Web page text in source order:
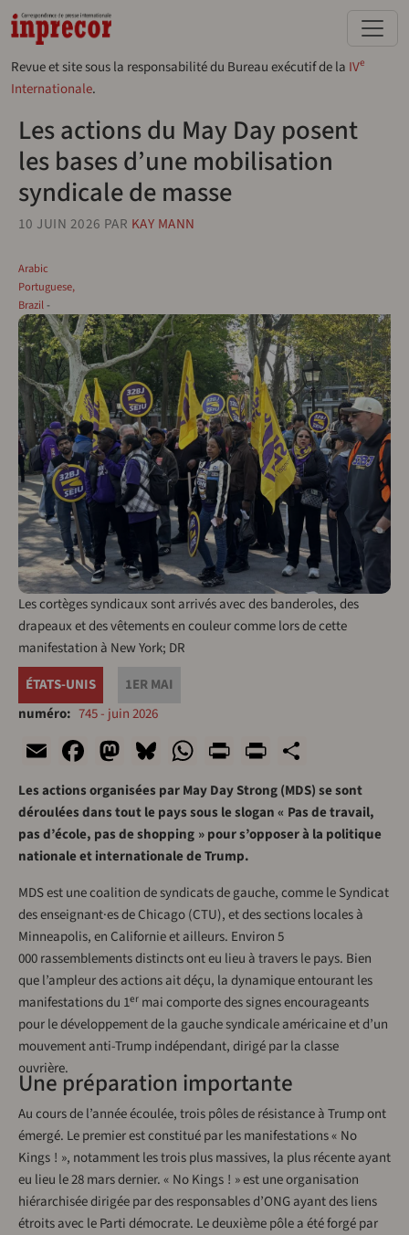
Aller au contenu principal
Revue et site sous la responsabilité du Bureau exécutif de la IVe
Internationale.
Les actions du May Day posent
les bases d’une mobilisation
syndicale de masse
10 JUIN 2026 PAR KAY MANN
Arabic
Portuguese,
Brazil
Les cortèges syndicaux sont arrivés avec des banderoles, des
drapeaux et des vêtements en couleur comme lors de cette
manifestation à New York; DR
ÉTATS-UNIS
1ER MAI
numéro
745 - juin 2026
EmailFacebook
Mastodon
Bluesky
WhatsApp
Print
Les actions organisées par May Day Strong (MDS) se sont
déroulées dans tout le pays sous le slogan « Pas de travail,
pas d’école, pas de shopping » pour s’opposer à la politique
nationale et internationale de Trump.
MDS est une coalition de syndicats de gauche, comme le Syndicat
des enseignant·es de Chicago (CTU), et des sections locales à
Minneapolis, en Californie et ailleurs. Environ 5
000 rassemblements distincts ont eu lieu à travers le pays. Bien
que l’ampleur des actions ait déçu, la dynamique entourant les
manifestations du 1er mai comporte des signes encourageants
pour le développement de la gauche syndicale américaine et d’un
mouvement anti-Trump indépendant, dirigé par la classe
ouvrière.
Une préparation importante
Au cours de l’année écoulée, trois pôles de résistance à Trump ont
émergé. Le premier est constitué par les manifestations « No
Kings ! », notamment les trois plus massives, la plus récente ayant
eu lieu le 28 mars dernier. « No Kings ! » est une organisation
hiérarchisée dirigée par des responsables d’ONG ayant des liens
étroits avec le Parti démocrate. Le deuxième pôle a été forgé par